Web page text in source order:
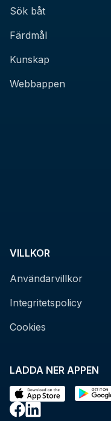
LADDA NER APPEN
Sök båt
Färdmål
Kunskap
Webbappen
VILLKOR
Användarvillkor
Integritetspolicy
Cookies